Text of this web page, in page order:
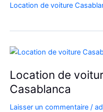
208
Diesel
à
Casablanca
:
Louer
Facilement
Location de voiture
Location de
Casablanca
Laisser un commentaire /